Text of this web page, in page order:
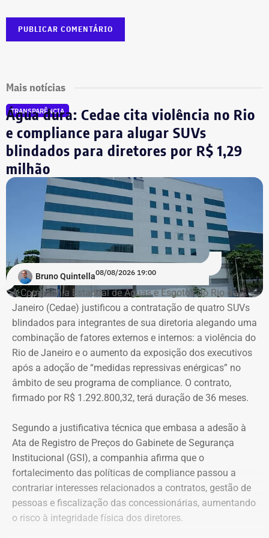
Mais notícias
TRANSPARÊNCIA
Água dura: Cedae cita violência no Rio
e compliance para alugar SUVs
blindados para diretores por R$ 1,29
milhão
Bruno Quintella08/08/2026 19:00
A Companhia Estadual de Águas e Esgotos do Rio de
Janeiro (Cedae) justificou a contratação de quatro SUVs
blindados para integrantes de sua diretoria alegando uma
combinação de fatores externos e internos: a violência do
Rio de Janeiro e o aumento da exposição dos executivos
após a adoção de “medidas repressivas enérgicas” no
âmbito de seu programa de compliance. O contrato,
firmado por R$ 1.292.800,32, terá duração de 36 meses.
Segundo a justificativa técnica que embasa a adesão à
Ata de Registro de Preços do Gabinete de Segurança
Institucional (GSI), a companhia afirma que o
fortalecimento das políticas de compliance passou a
contrariar interesses relacionados a contratos, gestão de
pessoas e fiscalização das concessionárias, aumentando
o risco à integridade física dos diretores.